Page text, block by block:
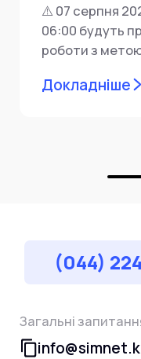
⚠️ 07 серпня
06:00 будуть
роботи з
Докладніше
(044)
Загальні